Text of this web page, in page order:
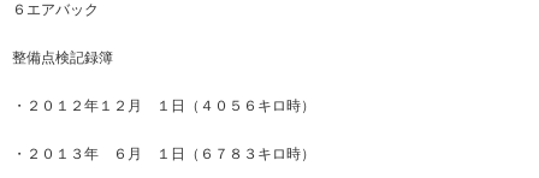
６エアバック
整備点検記録簿
・２０１２年１２月 １日（４０５６キロ時）
・２０１３年 ６月 １日（６７８３キロ時）